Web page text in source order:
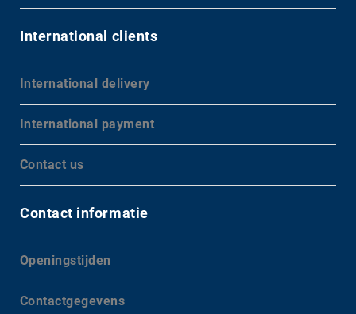
International clients
International delivery
International payment
Contact us
Contact informatie
Openingstijden
Contactgegevens